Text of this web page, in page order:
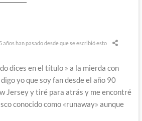
años han pasado desde que se escribió esto
dices en el título » a la mierda con
yo que soy fan desde el año 90
Jersey y tiré para atrás y me encontré
conocido como «runaway» aunque